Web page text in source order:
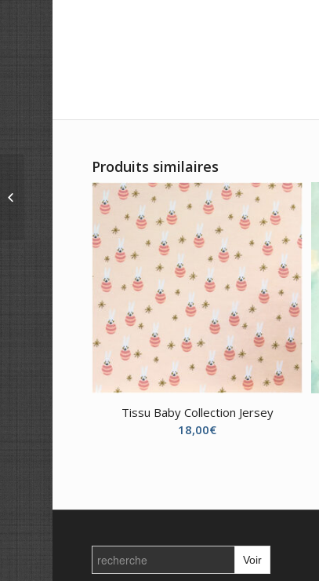
Produits similaires
Tissu Baby Collection Jersey
18,00€
Search
for:
2437_X_Simple Stripe